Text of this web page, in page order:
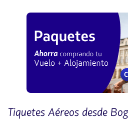
Tiquetes Aéreos desde